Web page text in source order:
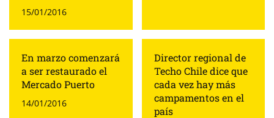
15/01/2016
En marzo comenzará
a ser restaurado el
Mercado Puerto
14/01/2016
Director regional de
Techo Chile dice que
cada vez hay más
campamentos en el
país